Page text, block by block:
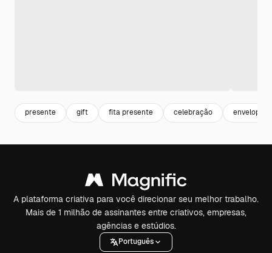
presente gift fita presente celebração envelope
A plataforma criativa para você direcionar seu melhor trabalho.
Mais de 1 milhão de assinantes entre criativos, empresas,
agências e estúdios.
Português